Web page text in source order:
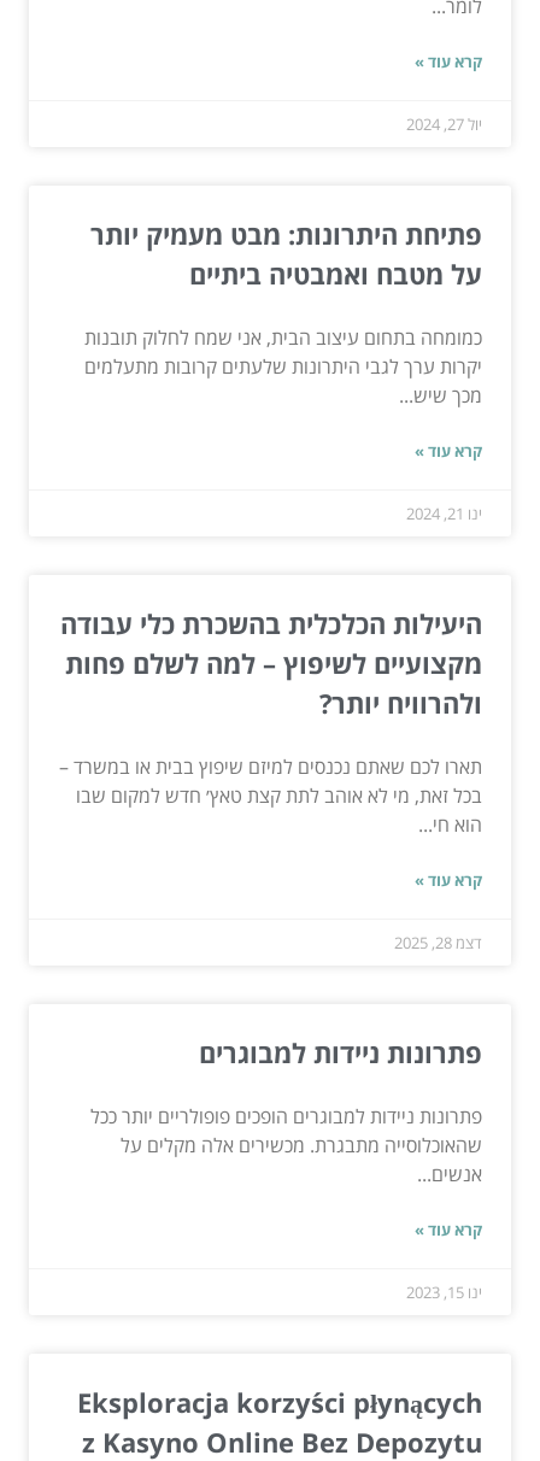
לומר...
קרא עוד »
יול 27, 2024
פתיחת היתרונות: מבט מעמיק יותר
על מטבח ואמבטיה ביתיים
כמומחה בתחום עיצוב הבית, אני שמח לחלוק תובנות
יקרות ערך לגבי היתרונות שלעתים קרובות מתעלמים
מכך שיש...
קרא עוד »
ינו 21, 2024
היעילות הכלכלית בהשכרת כלי עבודה
מקצועיים לשיפוץ – למה לשלם פחות
ולהרוויח יותר?
תארו לכם שאתם נכנסים למיזם שיפוץ בבית או במשרד –
בכל זאת, מי לא אוהב לתת קצת טאץ׳ חדש למקום שבו
הוא חי...
קרא עוד »
דצמ 28, 2025
פתרונות ניידות למבוגרים
פתרונות ניידות למבוגרים הופכים פופולריים יותר ככל
שהאוכלוסייה מתבגרת. מכשירים אלה מקלים על
אנשים...
קרא עוד »
ינו 15, 2023
Eksploracja korzyści płynących
z Kasyno Online Bez Depozytu